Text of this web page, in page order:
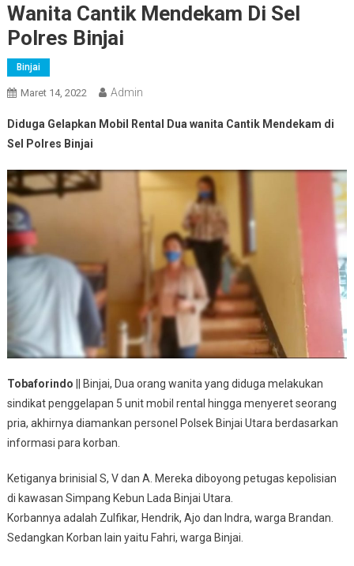
Wanita Cantik Mendekam Di Sel
Polres Binjai
Binjai
Maret 14, 2022 Admin
Diduga Gelapkan Mobil Rental Dua wanita Cantik Mendekam di
Sel Polres Binjai
Tobaforindo || Binjai, Dua orang wanita yang diduga melakukan
sindikat penggelapan 5 unit mobil rental hingga menyeret seorang
pria, akhirnya diamankan personel Polsek Binjai Utara berdasarkan
informasi para korban.
Ketiganya brinisial S, V dan A. Mereka diboyong petugas kepolisian
di kawasan Simpang Kebun Lada Binjai Utara.
Korbannya adalah Zulfikar, Hendrik, Ajo dan Indra, warga Brandan.
Sedangkan Korban lain yaitu Fahri, warga Binjai.